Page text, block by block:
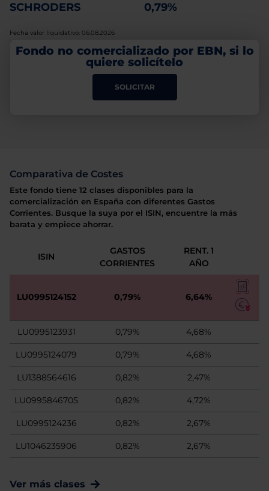
SCHRODERS 0,79%
Fecha valor liquidativo: 06.08.2026
Fondo no comercializado por EBN, si lo
quiere solicítelo
SOLICITAR
Comparativa de Costes
Este fondo tiene 12 clases disponibles para la
comercialización en España con diferentes Gastos
Corrientes. Busque la suya por el ISIN, encuentre la más
barata y empiece ahorrar.
ISIN
GASTOS
CORRIENTES
RENT. 1
AÑO
LU0995124152 0,79% 6,64%
LU0995123931 0,79% 4,68%
LU0995124079 0,79% 4,68%
LU1388564616 0,82% 2,47%
LU0995846705 0,82% 4,72%
LU0995124236 0,82% 2,67%
LU1046235906 0,82% 2,67%
Ver más clases